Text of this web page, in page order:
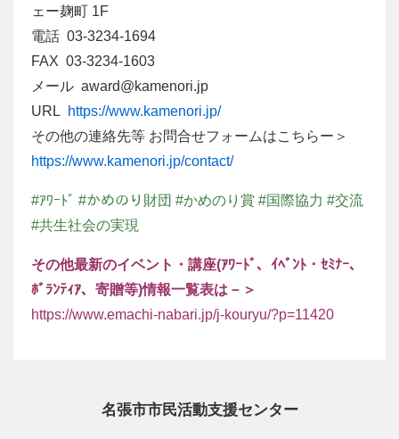
ェー麹町 1F
電話 03-3234-1694
FAX 03-3234-1603
メール award@kamenori.jp
URL
https://www.kamenori.jp/
その他の連絡先等 お問合せフォームはこちらー＞
https://www.kamenori.jp/contact/
#ｱﾜｰﾄﾞ #かめのり財団 #かめのり賞 #国際協力 #交流
#共生社会の実現
その他最新のイベント・講座(ｱﾜｰﾄﾞ、ｲﾍﾞﾝﾄ・ｾﾐﾅｰ、
ﾎﾞﾗﾝﾃｨｱ、寄贈等)情報一覧表は－＞
https://www.emachi-nabari.jp/j-kouryu/?p=11420
名張市市民活動支援センター